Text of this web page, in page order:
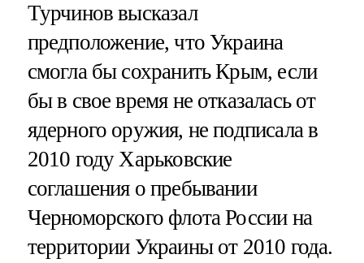
Турчинов высказал
предположение, что Украина
смогла бы сохранить Крым, если
бы в свое время не отказалась от
ядерного оружия, не подписала в
2010 году Харьковские
соглашения о пребывании
Черноморского флота России на
территории Украины от 2010 года.